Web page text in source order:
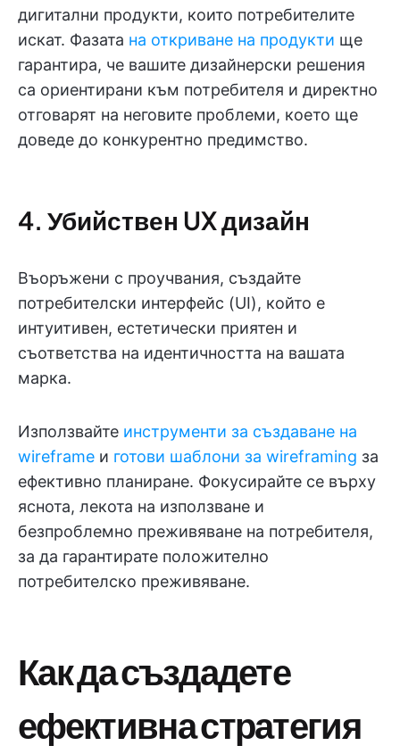
дигитални продукти, които потребителите
искат. Фазата на откриване на продукти ще
гарантира, че вашите дизайнерски решения
са ориентирани към потребителя и директно
отговарят на неговите проблеми, което ще
доведе до конкурентно предимство.
4. Убийствен UX дизайн
Въоръжени с проучвания, създайте
потребителски интерфейс (UI), който е
интуитивен, естетически приятен и
съответства на идентичността на вашата
марка.
Използвайте инструменти за създаване на
wireframe и готови шаблони за wireframing за
ефективно планиране. Фокусирайте се върху
яснота, лекота на използване и
безпроблемно преживяване на потребителя,
за да гарантирате положително
потребителско преживяване.
Как да създадете
ефективна стратегия